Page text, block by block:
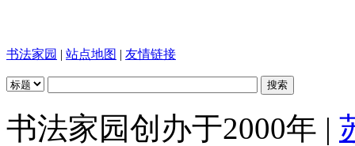
书法家园 | 站点地图 | 友情链接
书法家园创办于2000年 |